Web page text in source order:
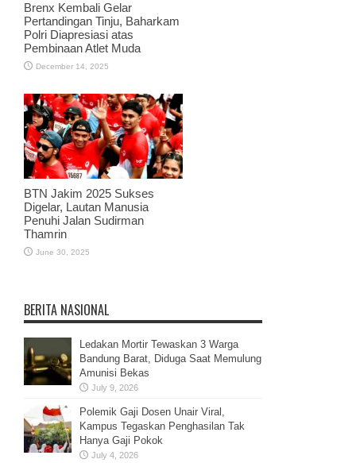
Brenx Kembali Gelar
Pertandingan Tinju, Baharkam
Polri Diapresiasi atas
Pembinaan Atlet Muda
December 14, 2025
BTN Jakim 2025 Sukses
Digelar, Lautan Manusia
Penuhi Jalan Sudirman
Thamrin
June 30, 2025
BERITA NASIONAL
Ledakan Mortir Tewaskan 3 Warga
Bandung Barat, Diduga Saat Memulung
Amunisi Bekas
July 9, 2026
Polemik Gaji Dosen Unair Viral,
Kampus Tegaskan Penghasilan Tak
Hanya Gaji Pokok
July 4, 2026